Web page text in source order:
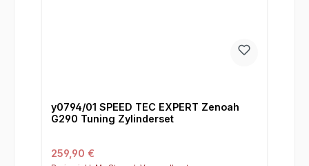
y0794/01 SPEED TEC EXPERT Zenoah
G290 Tuning Zylinderset
Regulärer Preis:
259,90 €